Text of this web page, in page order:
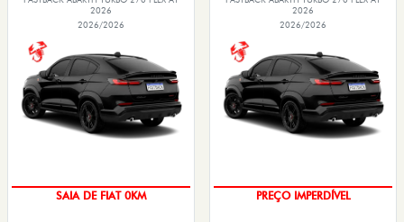
2026
2026/2026
PREÇO IMPERDÍVEL
2026
2026/2026
TAXA ZERO